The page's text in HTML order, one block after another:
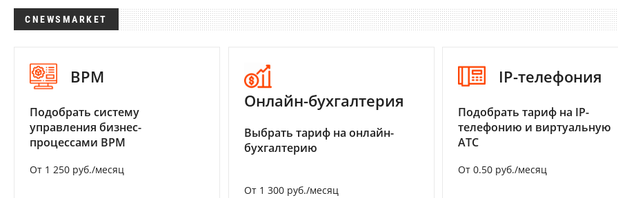
CNEWSMARKET
BPM
Подобрать систему
управления бизнес-
процессами BPM
От 1 250 руб./месяц
Онлайн-бухгалтерия
Выбрать тариф на онлайн-
бухгалтерию
От 1 300 руб./месяц
IP-телефония
Подобрать тариф на IP-
телефонию и виртуальную
АТС
От 0.50 руб./месяц